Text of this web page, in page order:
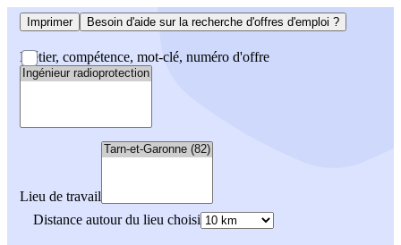
Imprimer Besoin d'aide sur la recherche d'offres d'emploi ?
Métier, compétence, mot-clé, numéro d'offre
Lieu de travail
Distance autour du lieu choisi